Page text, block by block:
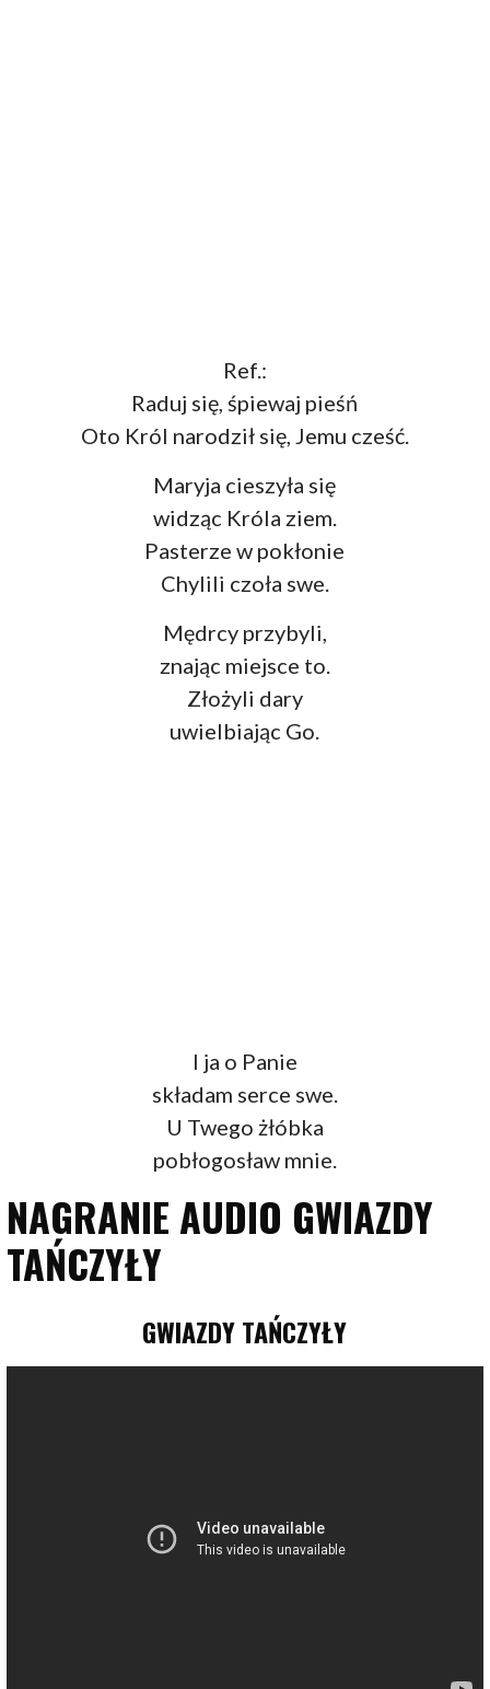
Ref.:
Raduj się, śpiewaj pieśń
Oto Król narodził się, Jemu cześć.
Maryja cieszyła się
widząc Króla ziem.
Pasterze w pokłonie
Chylili czoła swe.
Mędrcy przybyli,
znając miejsce to.
Złożyli dary
uwielbiając Go.
I ja o Panie
składam serce swe.
U Twego żłóbka
pobłogosław mnie.
NAGRANIE AUDIO GWIAZDY
TAŃCZYŁY
GWIAZDY TAŃCZYŁY